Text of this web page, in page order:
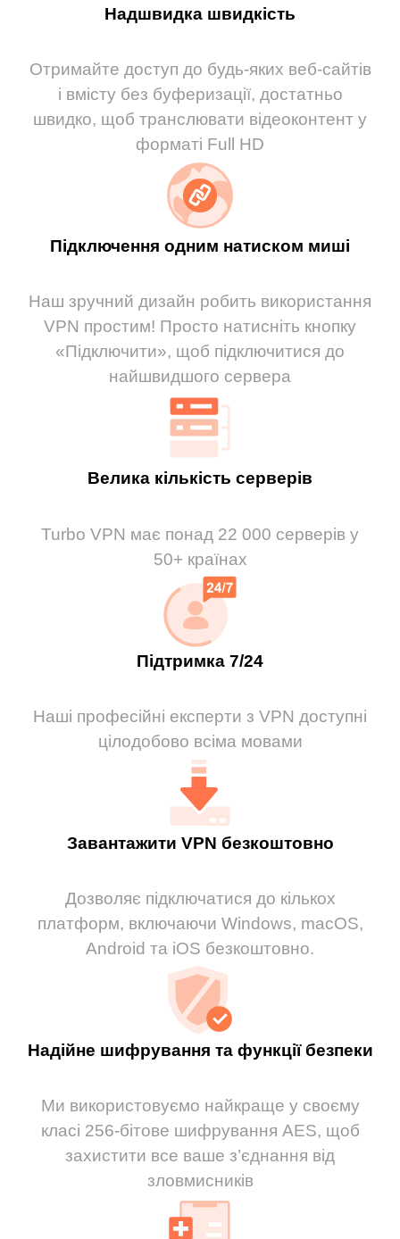
Надшвидка швидкість
Отримайте доступ до будь-яких веб-сайтів
і вмісту без буферизації, достатньо
швидко, щоб транслювати відеоконтент у
форматі Full HD
Підключення одним натиском миші
Наш зручний дизайн робить використання
VPN простим! Просто натисніть кнопку
«Підключити», щоб підключитися до
найшвидшого сервера
Велика кількість серверів
Turbo VPN має понад 22 000 серверів у
50+ країнах
Підтримка 7/24
Наші професійні експерти з VPN доступні
цілодобово всіма мовами
Завантажити VPN безкоштовно
Дозволяє підключатися до кількох
платформ, включаючи Windows, macOS,
Android та iOS безкоштовно.
Надійне шифрування та функції безпеки
Ми використовуємо найкраще у своєму
класі 256-бітове шифрування AES, щоб
захистити все ваше з’єднання від
зловмисників